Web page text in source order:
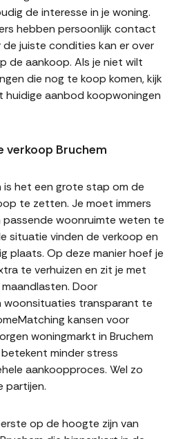
de interesse in je woning.
hebben persoonlijk contact
de juiste condities kan er over
de aankoop. Als je niet wilt
die nog te koop komen, kijk
huidige aanbod koopwoningen
verkoop Bruchem
is het een grote stap om de
te zetten. Je moet immers
passende woonruimte weten te
situatie vinden de verkoop en
plaats. Op deze manier hoef je
te verhuizen en zit je met
Door
woonsituaties transparant te
kansen voor
woningmarkt in Bruchem
minder stress
aankoopproces. Wel zo
partijen.
op de hoogte zijn van